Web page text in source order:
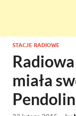
STACJE RADIOWE
miała